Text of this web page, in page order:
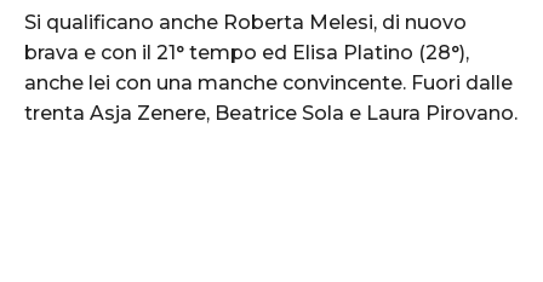
Si qualificano anche Roberta Melesi, di nuovo
brava e con il 21° tempo ed Elisa Platino (28°),
anche lei con una manche convincente. Fuori dalle
trenta Asja Zenere, Beatrice Sola e Laura Pirovano.